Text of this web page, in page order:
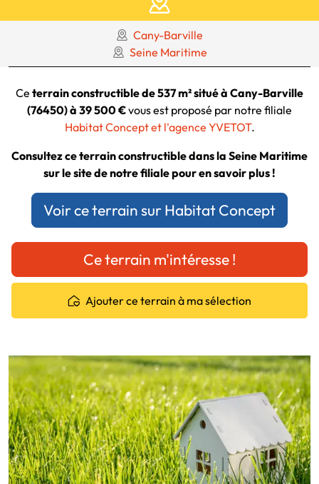
Cany-Barville
Seine Maritime
Ce terrain constructible de 537 m² situé à Cany-Barville
(76450) à 39 500 €vous est proposé par notre filiale
Habitat Concept et l'agence YVETOT.
Consultez ce terrain constructible dans la Seine Maritime
sur le site de notre filiale pour en savoir plus !
Voir ce terrain sur Habitat Concept
Ce terrain m'intéresse !
Ajouter ce terrain à ma sélection